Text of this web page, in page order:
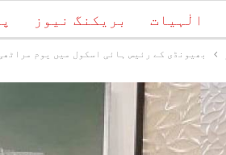
الٰہیات بریکنگ نیوز
بھیونڈی کے رئیس ہائی اسکول میں یوم